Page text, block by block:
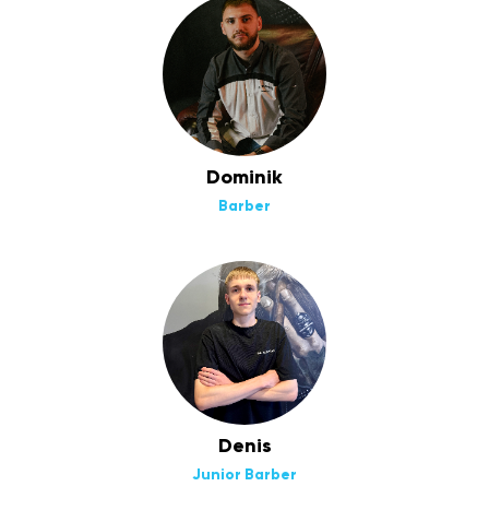
Dominik
Barber
Denis
Junior Barber